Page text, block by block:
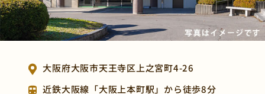
大阪府大阪市天王寺区上之宮町4-26
近鉄大阪線「大阪上本町駅」から徒歩8分